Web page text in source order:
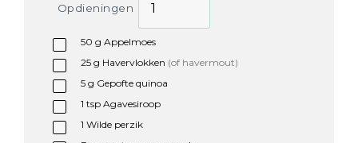
Opdieningen
50 g Appelmoes
25 g Havervlokken (of havermout)
5 g Gepofte quinoa
1 tspAgavesiroop
1 Wilde perzik